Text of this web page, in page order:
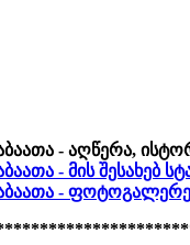
- აღწერა,
- მის შესახებ
-